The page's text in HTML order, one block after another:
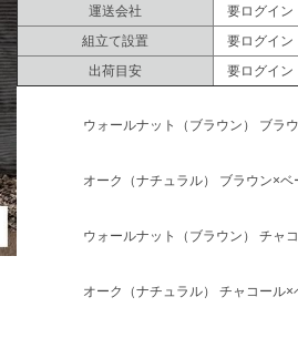
運送会社
要ログイン
組立て設置
要ログイン
出荷目安
要ログイン
ウォールナット（ブラウン） ブラ
オーク（ナチュラル） ブラウン×ベ
ウォールナット（ブラウン） チャ
オーク（ナチュラル） チャコール×